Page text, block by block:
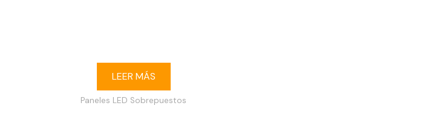
LEER MÁS
Paneles LED Sobrepuestos